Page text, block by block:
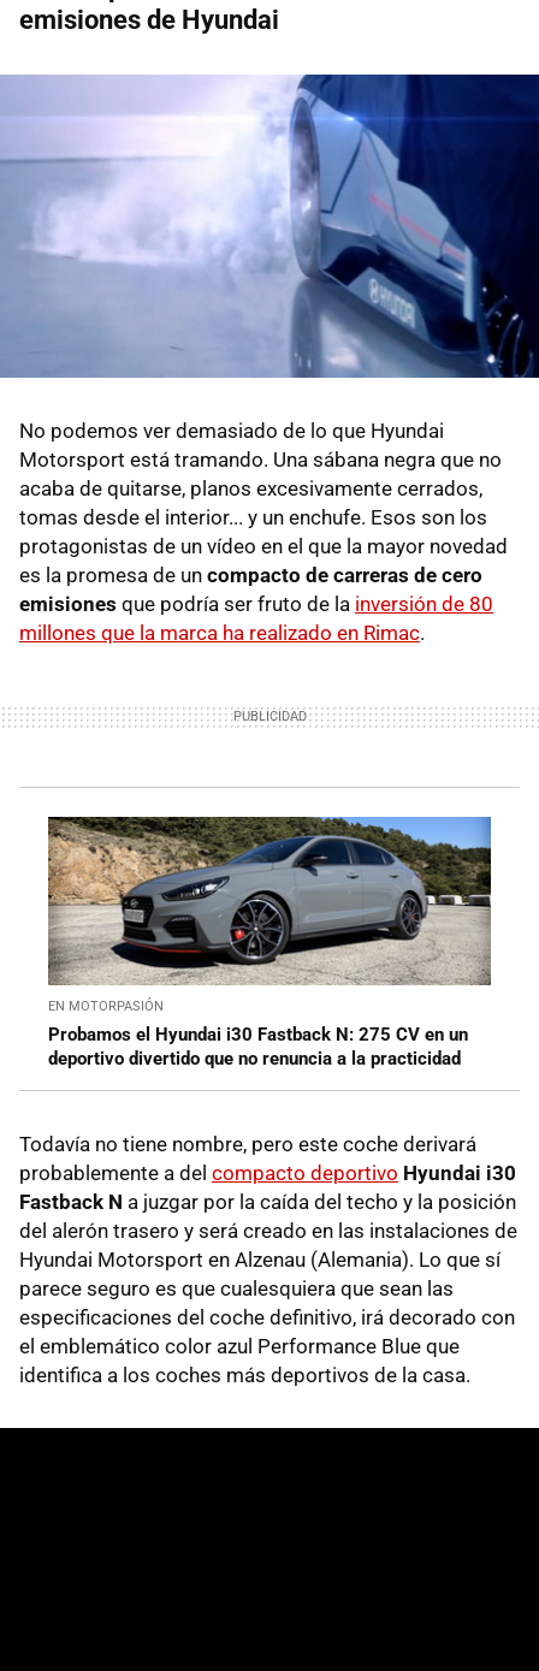
emisiones de Hyundai
No podemos ver demasiado de lo que Hyundai
Motorsport está tramando. Una sábana negra que no
acaba de quitarse, planos excesivamente cerrados,
tomas desde el interior... y un enchufe. Esos son los
protagonistas de un vídeo en el que la mayor novedad
es la promesa de un compacto de carreras de cero
emisiones que podría ser fruto de la inversión de 80
millones que la marca ha realizado en Rimac.
EN MOTORPASIÓN
Probamos el Hyundai i30 Fastback N: 275 CV en un
deportivo divertido que no renuncia a la practicidad
Todavía no tiene nombre, pero este coche derivará
probablemente a del compacto deportivo Hyundai i30
Fastback N a juzgar por la caída del techo y la posición
del alerón trasero y será creado en las instalaciones de
Hyundai Motorsport en Alzenau (Alemania). Lo que sí
parece seguro es que cualesquiera que sean las
especificaciones del coche definitivo, irá decorado con
el emblemático color azul Performance Blue que
identifica a los coches más deportivos de la casa.